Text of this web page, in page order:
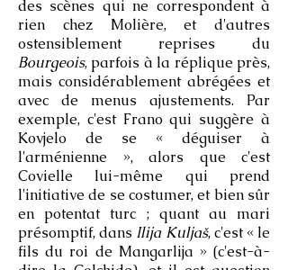
des scènes qui ne correspondent à
rien chez Molière, et d'autres
ostensiblement reprises du
Bourgeois, parfois à la réplique près,
mais considérablement abrégées et
avec de menus ajustements. Par
exemple, c'est Frano qui suggère à
Kovjelo de se « déguiser à
l'arménienne », alors que c'est
Covielle lui-même qui prend
l'initiative de se costumer, et bien sûr
en potentat turc ; quant au mari
présomptif, dans Ilija Kuljaš, c'est « le
fils du roi de Mangarlija » (c'est-à-